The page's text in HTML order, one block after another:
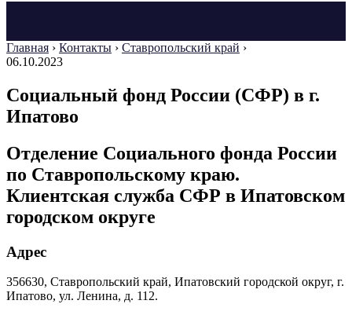
Главная › Контакты › Ставропольский край ›
06.10.2023
Социальный фонд России (СФР) в г.
Ипатово
Отделение Социального фонда России
по Ставропольскому краю.
Клиентская служба СФР в Ипатовском
городском округе
Адрес
356630, Ставропольский край, Ипатовский городской округ, г.
Ипатово, ул. Ленина, д. 112.